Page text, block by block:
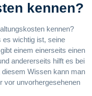
kennen?
kennen?
wichtig ist, seine
einem einerseits einen
andererseits hilft es bei
Wissen kann man
vor unvorhergesehenen